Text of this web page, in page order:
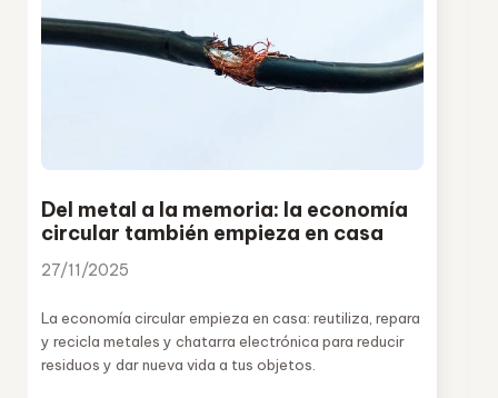
Del metal a la memoria: la economía
circular también empieza en casa
27/11/2025
La economía circular empieza en casa: reutiliza, repara
y recicla metales y chatarra electrónica para reducir
residuos y dar nueva vida a tus objetos.